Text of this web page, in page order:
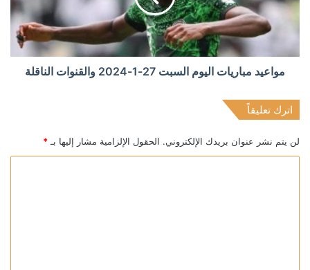
مواعيد مباريات اليوم السبت 27-1-2024 والقنوات الناقلة
اترك تعليقاً
لن يتم نشر عنوان بريدك الإلكتروني. الحقول الإلزامية مشار إليها بـ *